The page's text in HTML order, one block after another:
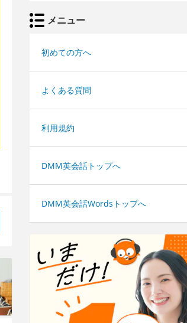
メニュー
初めての方へ
よくある質問
利用規約
DMM英会話トップへ
DMM英会話Wordsトップへ